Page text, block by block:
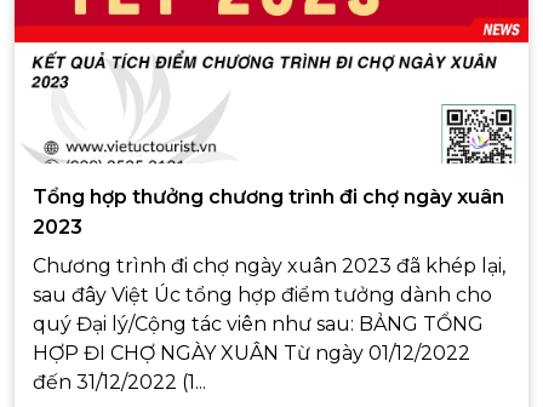
Tổng hợp thưởng chương trình đi chợ ngày xuân
2023
Chương trình đi chợ ngày xuân 2023 đã khép lại,
sau đây Việt Úc tổng hợp điểm tưởng dành cho
quý Đại lý/Cộng tác viên như sau: BẢNG TỔNG
HỢP ĐI CHỢ NGÀY XUÂN Từ ngày 01/12/2022
đến 31/12/2022 (1...